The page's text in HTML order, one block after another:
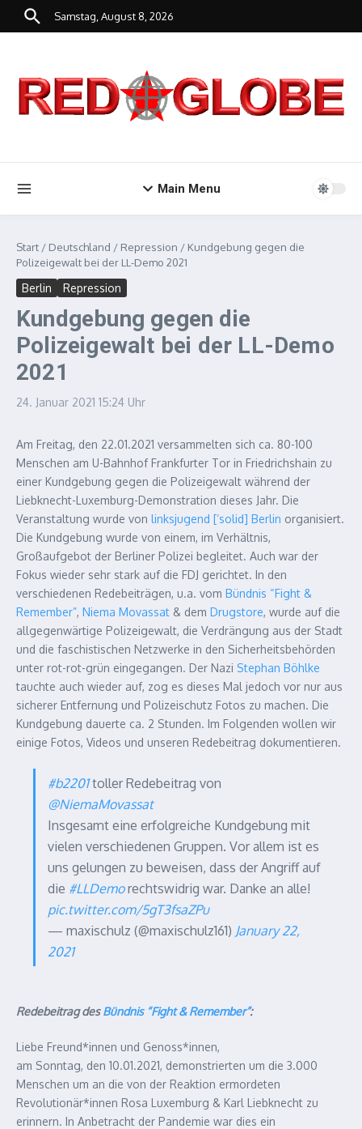
Zum Inhalt springen
Samstag, August 8, 2026
Main Menu
Start / Deutschland / Repression / Kundgebung gegen die
Polizeigewalt bei der LL-Demo 2021
Berlin Repression
Kundgebung gegen die
Polizeigewalt bei der LL-Demo
2021
24. Januar 2021 15:24 Uhr
Am Freitag, den 22.01.2021 versammelten sich ca. 80-100
Menschen am U-Bahnhof Frankfurter Tor in Friedrichshain zu
einer Kundgebung gegen die Polizeigewalt während der
Liebknecht-Luxemburg-Demonstration dieses Jahr. Die
Veranstaltung wurde von linksjugend [‘solid] Berlin organisiert.
Die Kundgebung wurde von einem, im Verhältnis,
Großaufgebot der Berliner Polizei begleitet. Auch war der
Fokus wieder sehr stark auf die FDJ gerichtet. In den
verschiedenen Redebeiträgen, u.a. vom Bündnis “Fight &
Remember”, Niema Movassat & dem Drugstore, wurde auf die
allgegenwärtige Polizeigewalt, die Verdrängung aus der Stadt
und die faschistischen Netzwerke in den Sicherheitsbehörden
unter rot-rot-grün eingegangen. Der Nazi Stephan Böhlke
tauchte auch wieder auf, zog es dieses Mal jedoch vor nur aus
sicherer Entfernung und Polizeischutz Fotos zu machen. Die
Kundgebung dauerte ca. 2 Stunden. Im Folgenden wollen wir
einige Fotos, Videos und unseren Redebeitrag dokumentieren.
#b2201toller Redebeitrag von
@NiemaMovassat
Insgesamt eine erfolgreiche Kundgebung mit
vielen verschiedenen Gruppen. Vor allem ist es
uns gelungen zu beweisen, dass der Angriff auf
die #LLDemorechtswidrig war. Danke an alle!
pic.twitter.com/5gT3fsaZPu
— maxischulz (@maxischulz161) January 22,
2021
Redebeitrag desBündnis “Fight & Remember”:
Liebe Freund*innen und Genoss*innen,
am Sonntag, den 10.01.2021, demonstrierten um die 3.000
Menschen um an die von der Reaktion ermordeten
Revolutionär*innen Rosa Luxemburg & Karl Liebknecht zu
erinnern. In Anbetracht der Pandemie war dies ein